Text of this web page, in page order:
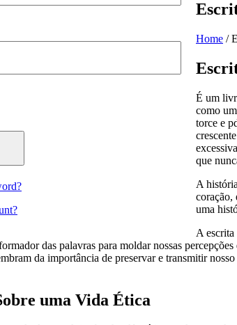
Home /
É um
como
torce e
que
A
coração,
uma
A escrita
das palavras para moldar nossas
da importância de preservar e transmitir
uma Vida Ética